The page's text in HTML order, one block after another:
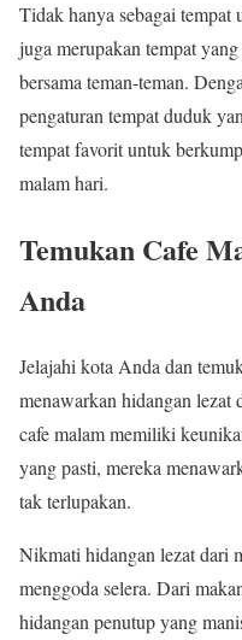
Tidak hanya sebagai tempat
juga merupakan tempat
bersama teman-teman.
pengaturan tempat duduk
tempat favorit untuk
malam hari.
Temukan Cafe
Anda
Jelajahi kota Anda dan
menawarkan hidangan lezat
cafe malam memiliki
yang pasti, mereka
tak terlupakan.
Nikmati hidangan lezat dari
menggoda selera. Dari
hidangan penutup yang